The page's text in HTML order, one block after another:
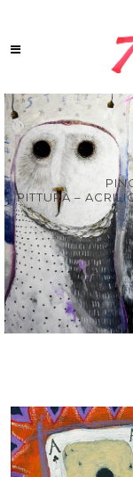
PITTURA –